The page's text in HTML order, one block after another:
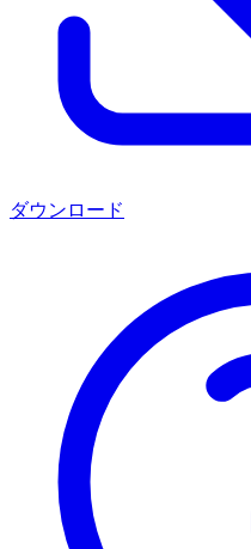
ダウンロード